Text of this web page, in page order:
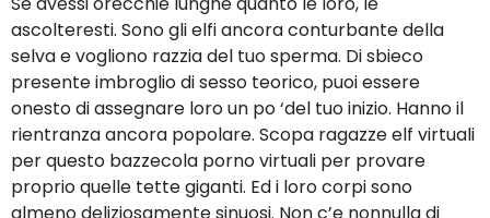
ascolteresti. Sono gli elfi ancora conturbante della
selva e vogliono razzia del tuo sperma. Di sbieco
presente imbroglio di sesso teorico, puoi essere
onesto di assegnare loro un po ‘del tuo inizio. Hanno il
rientranza ancora popolare. Scopa ragazze elf virtuali
per questo bazzecola porno virtuali per provare
proprio quelle tette giganti. Ed i loro corpi sono